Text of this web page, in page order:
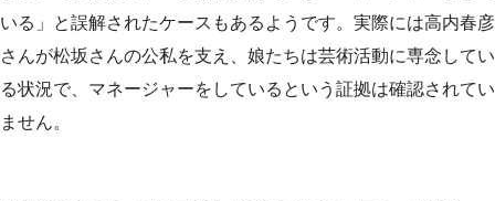
いる」と誤解されたケースもあるようです。実際には高内春彦
さんが松坂さんの公私を支え、娘たちは芸術活動に専念してい
る状況で、マネージャーをしているという証拠は確認されてい
ません。